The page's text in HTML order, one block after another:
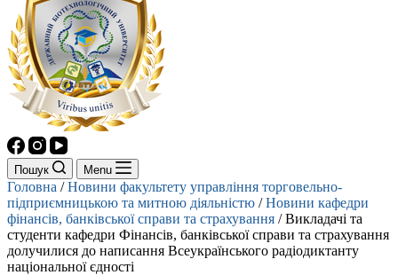
Пошук Menu
Головна /Новини факультету управління торговельно-
підприємницькою та митною діяльністю /Новини кафедри
фінансів, банківської справи та страхування /Викладачі та
студенти кафедри Фінансів, банківської справи та страхування
долучилися до написання Всеукраїнського радіодиктанту
національної єдності